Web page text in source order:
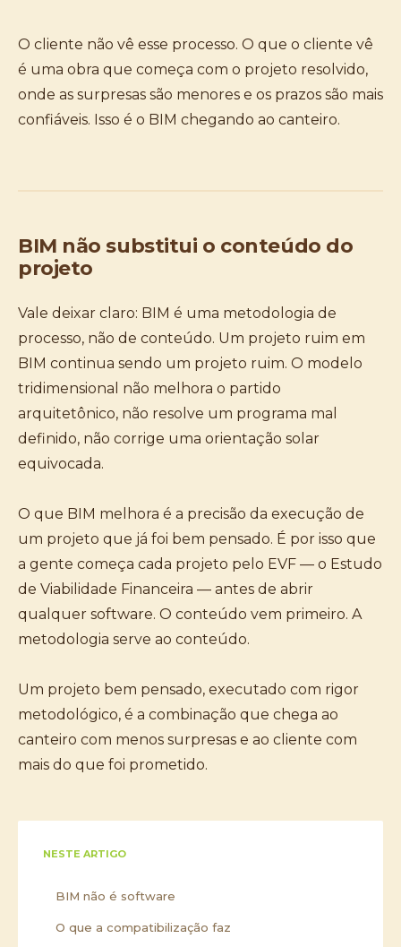
O cliente não vê esse processo. O que o cliente vê
é uma obra que começa com o projeto resolvido,
onde as surpresas são menores e os prazos são mais
confiáveis. Isso é o BIM chegando ao canteiro.
BIM não substitui o conteúdo do
projeto
Vale deixar claro: BIM é uma metodologia de
processo, não de conteúdo. Um projeto ruim em
BIM continua sendo um projeto ruim. O modelo
tridimensional não melhora o partido
arquitetônico, não resolve um programa mal
definido, não corrige uma orientação solar
equivocada.
O que BIM melhora é a precisão da execução de
um projeto que já foi bem pensado. É por isso que
a gente começa cada projeto pelo EVF — o Estudo
de Viabilidade Financeira — antes de abrir
qualquer software. O conteúdo vem primeiro. A
metodologia serve ao conteúdo.
Um projeto bem pensado, executado com rigor
metodológico, é a combinação que chega ao
canteiro com menos surpresas e ao cliente com
mais do que foi prometido.
NESTE ARTIGO
BIM não é software
O que a compatibilização faz